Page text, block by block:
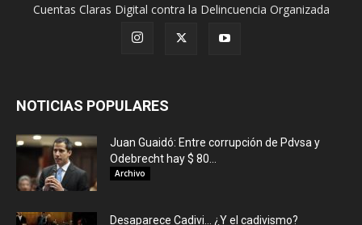
Cuentas Claras Digital contra la Delincuencia Organizada
NOTICIAS POPULARES
Juan Guaidó: Entre corrupción de Pdvsa y
Odebrecht hay $ 80...
Archivo
Desaparece Cadivi… ¿Y el cadivismo?